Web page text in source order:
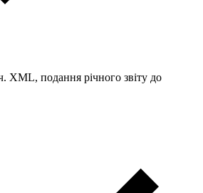
XML, подання річного звіту до